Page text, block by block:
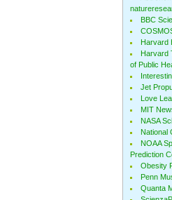
BBC
Harvard
Harvard
of Public
Jet
Love
MIT
NASA
National
NOAA
Prediction
Obesity
Penn
Quanta